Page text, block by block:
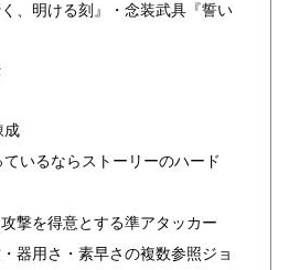
、明ける刻』・念装武具『誓い
成
いるならストーリーのハード
撃を得意とする準アタッカー
器用さ・素早さの複数参照ジョ